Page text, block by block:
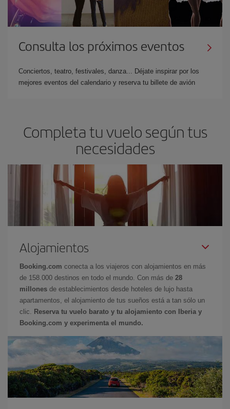
Consulta los próximos eventos
Conciertos, teatro, festivales, danza... Déjate inspirar por los
mejores eventos del calendario y reserva tu billete de avión
Completa tu vuelo según tus
necesidades
Alojamientos
Booking.com conecta a los viajeros con alojamientos en más
de 158.000 destinos en todo el mundo. Con más de 28
millones de establecimientos desde hoteles de lujo hasta
apartamentos, el alojamiento de tus sueños está a tan sólo un
clic.
Reserva tu vuelo barato y tu alojamiento con Iberia y
Booking.com y experimenta el mundo.